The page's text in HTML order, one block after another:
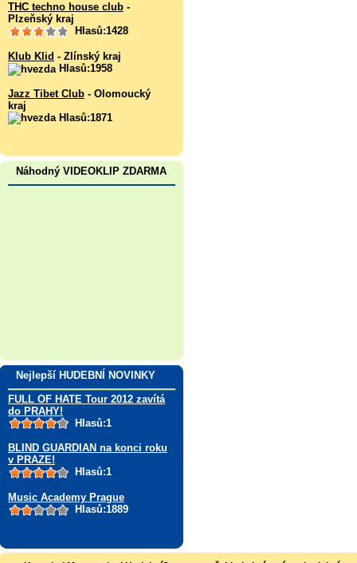
THC techno house club -
Plzeňský kraj
Hlasů:1428
Klub Klid - Zlínský kraj
Hlasů:1958
Jazz Tibet Club - Olomoucký
kraj
Hlasů:1871
Náhodný VIDEOKLIP ZDARMA
Nejlepší HUDEBNÍ NOVINKY
FULL OF HATE Tour 2012 zavítá
do PRAHY!
Hlasů:1
BLIND GUARDIAN na konci roku
v PRAZE!
Hlasů:1
Music Academy Prague
Hlasů:1889